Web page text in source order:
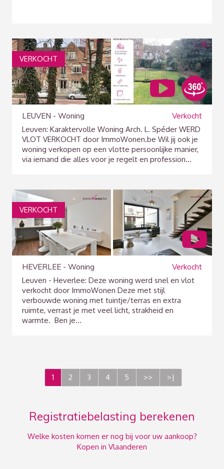
VERKOCHT
LEUVEN - Woning
Verkocht
Leuven: Karaktervolle Woning Arch. L. Spéder WERD
VLOT VERKOCHT door ImmoWonen.be Wil jij ook je
woning verkopen op een vlotte persoonlijke manier,
via iemand die alles voor je regelt en profession...
VERKOCHT
HEVERLEE - Woning
Verkocht
Leuven - Heverlee: Deze woning werd snel en vlot
verkocht door ImmoWonen Deze met stijl
verbouwde woning met tuintje/terras en extra
ruimte, verrast je met veel licht, strakheid en
warmte. Ben je...
1 2 3 4 5 >> >|
Registratiebelasting berekenen
Welke kosten komen er nog bij voor uw aankoop?
Kopen in Vlaanderen